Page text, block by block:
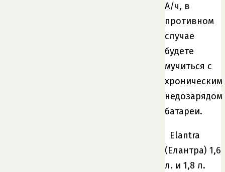
А/ч, в
противном
случае
будете
мучиться с
хроническим
недозарядом
батареи.
Elantra
(Елантра) 1,6
л. и 1,8 л.